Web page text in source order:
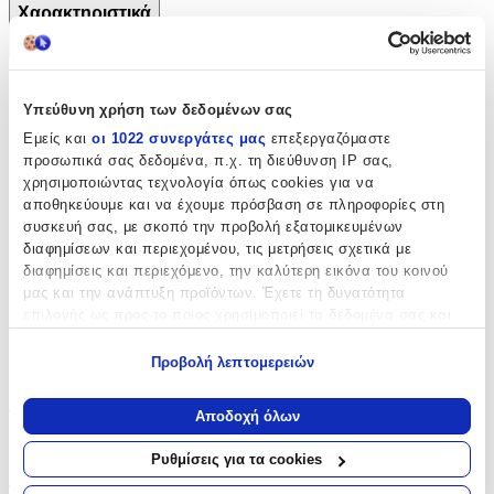
Υπεύθυνη χρήση των δεδομένων σας
Εμείς και οι 1022 συνεργάτες μας επεξεργαζόμαστε
προσωπικά σας δεδομένα, π.χ. τη διεύθυνση IP σας,
χρησιμοποιώντας τεχνολογία όπως cookies για να
αποθηκεύουμε και να έχουμε πρόσβαση σε πληροφορίες στη
συσκευή σας, με σκοπό την προβολή εξατομικευμένων
διαφημίσεων και περιεχομένου, τις μετρήσεις σχετικά με
διαφημίσεις και περιεχόμενο, την καλύτερη εικόνα του κοινού
μας και την ανάπτυξη προϊόντων. Έχετε τη δυνατότητα
Να συλλέξουμε πληροφορίες σχετικά με τη γεωγραφική
σας τοποθεσία, οι οποίες μπορεί να είναι ακριβείς σε
απόσταση μερικών μέτρων
Να αναγνωρίσουμε τη συσκευή σας σαρώνοντας ενεργά
Προβολή λεπτομερειών
Αποδοχή όλων
Ρυθμίσεις για τα cookies
Χαρακτηριστικά
Χαρακτηριστικά
Κατασκευαστής:
OEM
Βασικά Χαρακτηριστικά
Χρώμα:
Χακί